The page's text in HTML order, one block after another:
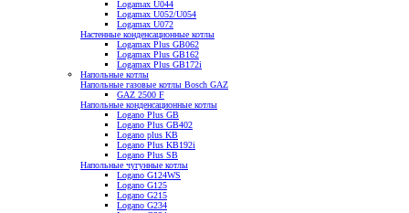
Logamax U044
Logamax U052/U054
Logamax U072
Настенные конденсационные котлы
Logamax Plus GB062
Logamax Plus GB162
Logamax Plus GB172i
Напольные котлы
Напольные газовые котлы Bosch GAZ
GAZ 2500 F
Напольные конденсационные котлы
Logano Plus GB
Logano Plus GB402
Logano plus KB
Logano Plus KB192i
Logano Plus SB
Напольные чугунные котлы
Logano G124WS
Logano G125
Logano G215
Logano G234